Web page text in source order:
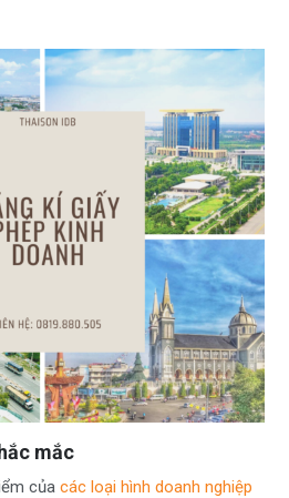
mắc
của các loại hình doanh nghiệp